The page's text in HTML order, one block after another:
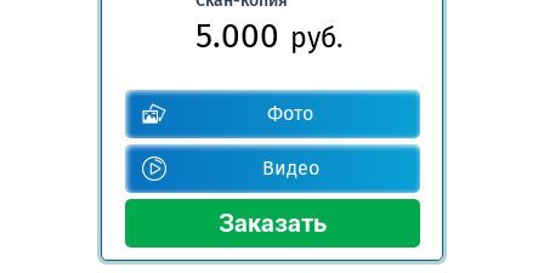
5.000 руб.
Фото
Видео